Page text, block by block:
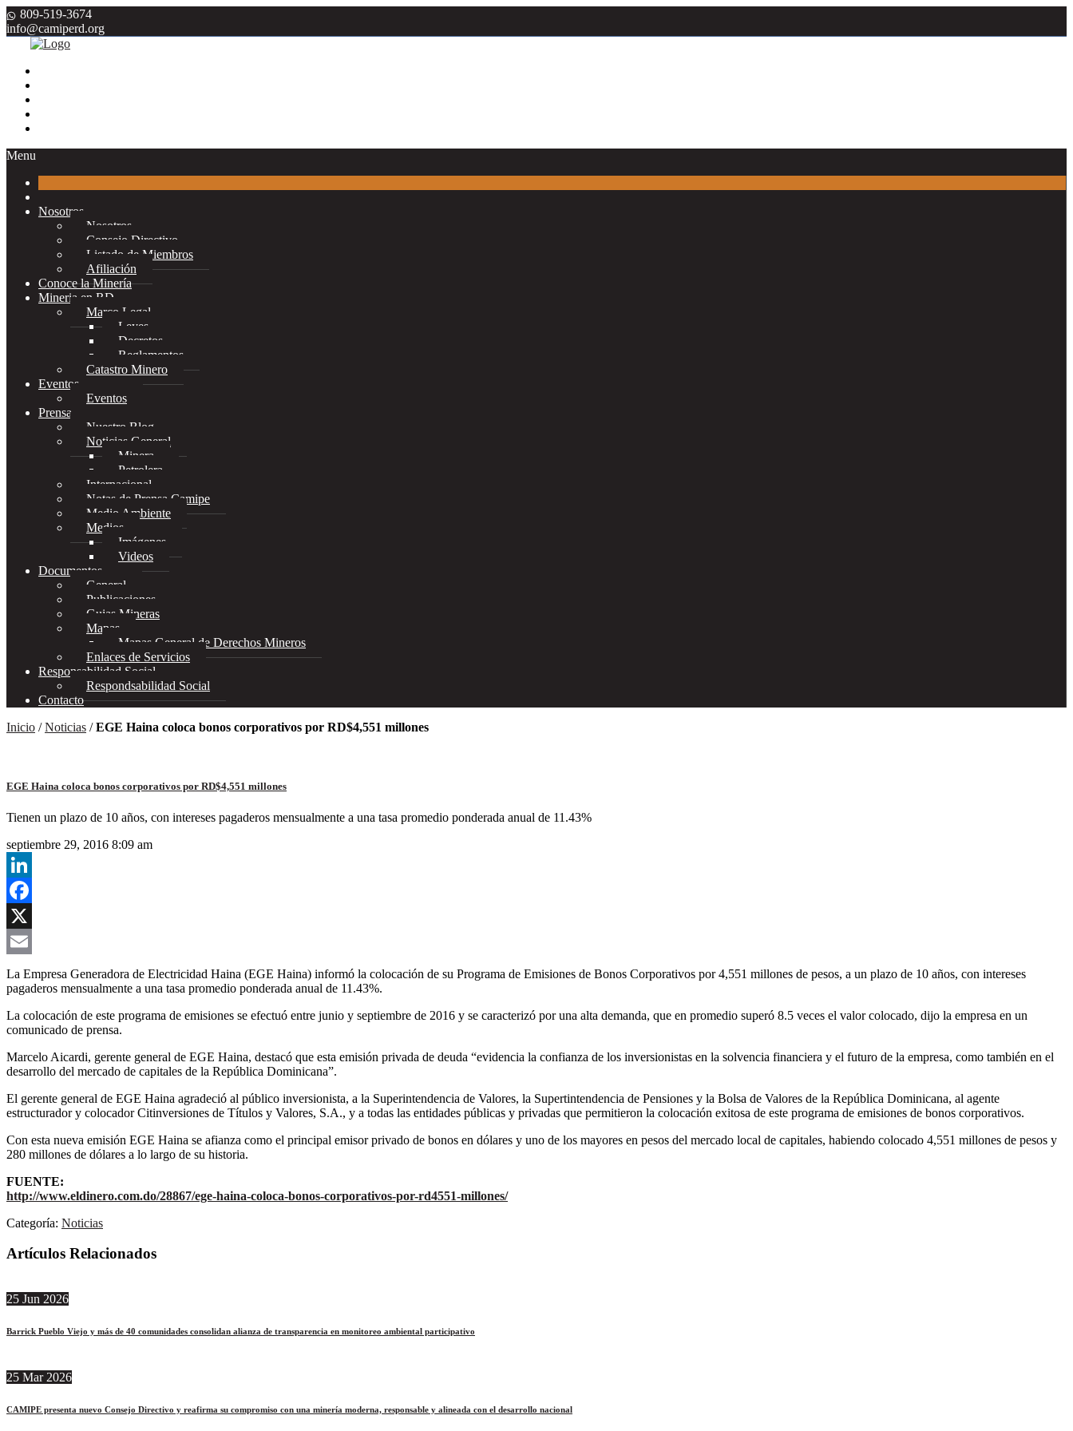
809-519-3674
info@camiperd.org
Menu
Nosotros
Nosotros
Consejo Directivo
Listado de Miembros
Afiliación
Conoce la Minería
Mineria en RD
Marco Legal
Leyes
Decretos
Reglamentos
Catastro Minero
Eventos
Eventos
Prensa
Nuestro Blog
Noticias General
Minera
Petrolera
Internacional
Notas de Prensa Camipe
Medio Ambiente
Medios
Imágenes
Videos
Documentos
General
Publicaciones
Guias Mineras
Mapas
Mapas General de Derechos Mineros
Enlaces de Servicios
Responsabilidad Social
Respondsabilidad Social
Contacto
Inicio /Noticias /EGE Haina coloca bonos corporativos por RD$4,551 millones
EGE Haina coloca bonos corporativos por RD$4,551 millones
Tienen un plazo de 10 años, con intereses pagaderos mensualmente a una tasa promedio ponderada anual de 11.43%
septiembre 29, 2016 8:09 am
LinkedIn
Facebook
X
Email
La Empresa Generadora de Electricidad Haina (EGE Haina) informó la colocación de su Programa de Emisiones de Bonos Corporativos por 4,551 millones de pesos, a un plazo de 10 años, con intereses
pagaderos mensualmente a una tasa promedio ponderada anual de 11.43%.
La colocación de este programa de emisiones se efectuó entre junio y septiembre de 2016 y se caracterizó por una alta demanda, que en promedio superó 8.5 veces el valor colocado, dijo la empresa en un
comunicado de prensa.
Marcelo Aicardi, gerente general de EGE Haina, destacó que esta emisión privada de deuda “evidencia la confianza de los inversionistas en la solvencia financiera y el futuro de la empresa, como también en el
desarrollo del mercado de capitales de la República Dominicana”.
El gerente general de EGE Haina agradeció al público inversionista, a la Superintendencia de Valores, la Supertintendencia de Pensiones y la Bolsa de Valores de la República Dominicana, al agente
estructurador y colocador Citinversiones de Títulos y Valores, S.A., y a todas las entidades públicas y privadas que permitieron la colocación exitosa de este programa de emisiones de bonos corporativos.
Con esta nueva emisión EGE Haina se afianza como el principal emisor privado de bonos en dólares y uno de los mayores en pesos del mercado local de capitales, habiendo colocado 4,551 millones de pesos y
280 millones de dólares a lo largo de su historia.
FUENTE:
http://www.eldinero.com.do/28867/ege-haina-coloca-bonos-corporativos-por-rd4551-millones/
Categoría: Noticias
Artículos Relacionados
25 Jun 2026
Barrick Pueblo Viejo y más de 40 comunidades consolidan alianza de transparencia en monitoreo ambiental participativo
25 Mar 2026
CAMIPE presenta nuevo Consejo Directivo y reafirma su compromiso con una minería moderna, responsable y alineada con el desarrollo nacional